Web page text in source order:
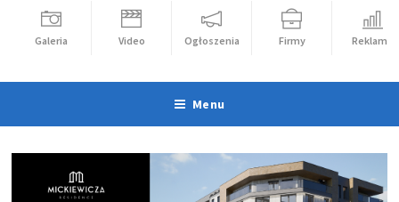
Galeria Video Ogłoszenia Firmy Reklama
Menu